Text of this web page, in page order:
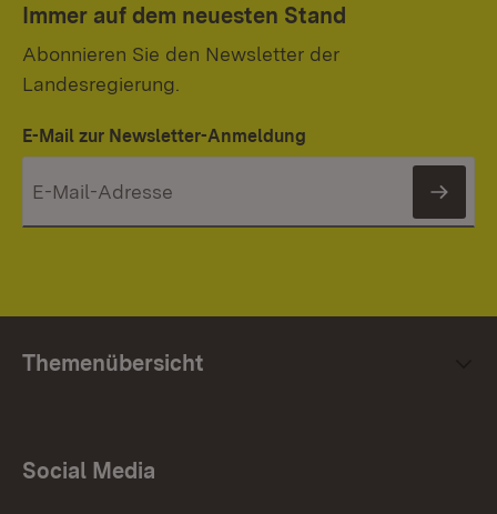
Immer auf dem neuesten Stand
Abonnieren Sie den Newsletter der
Landesregierung.
E-Mail zur Newsletter-Anmeldung
Themenübersicht
Social Media